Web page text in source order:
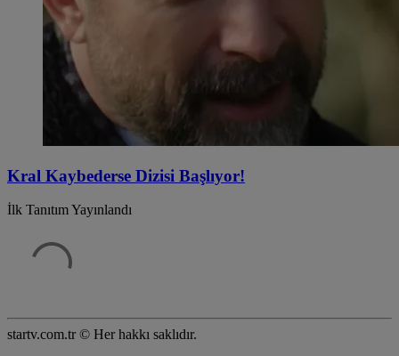
Kral Kaybederse Dizisi Başlıyor!
İlk Tanıtım Yayınlandı
startv.com.tr © Her hakkı saklıdır.